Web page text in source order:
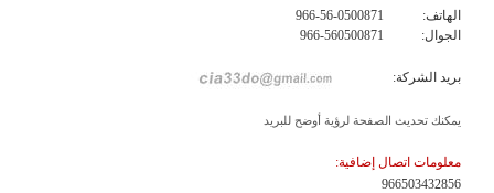
الهاتف:
966-56-0500871
الجوال:
966-560500871
بريد الشركة:
يمكنك تحديث الصفحة لرؤية أوضح للبريد
معلومات اتصال إضافية:
966503432856